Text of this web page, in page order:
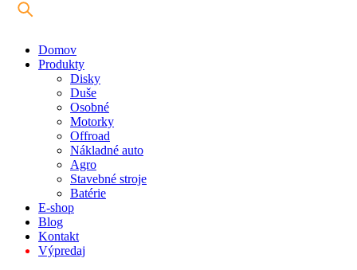
Domov
Produkty
Disky
Duše
Osobné
Motorky
Offroad
Nákladné auto
Agro
Stavebné stroje
Batérie
E-shop
Blog
Kontakt
Výpredaj